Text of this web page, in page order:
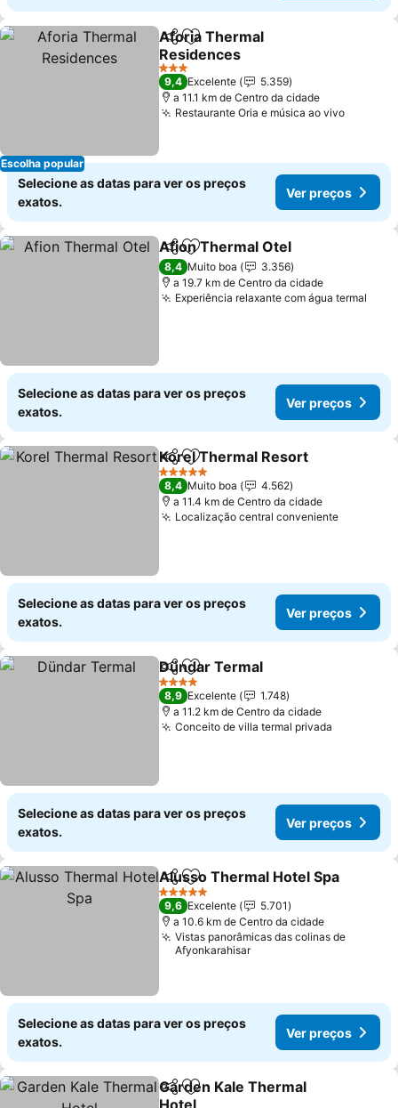
Escolha popular
PartilharAdicionar aos favoritos
Aforia Thermal
Residences
3 Estrelas
9,4 Excelente
5.359
a 11.1 km de Centro da cidade
Restaurante Oria e música ao vivo
Selecione as datas para ver os preços
exatos.
Ver preços
PartilharAdicionar aos favoritos
Afion Thermal Otel
8,4 Muito boa
3.356
a 19.7 km de Centro da cidade
Experiência relaxante com água termal
Selecione as datas para ver os preços
exatos.
Ver preços
PartilharAdicionar aos favoritos
Korel Thermal Resort
5 Estrelas
8,4 Muito boa
4.562
a 11.4 km de Centro da cidade
Localização central conveniente
Selecione as datas para ver os preços
exatos.
Ver preços
PartilharAdicionar aos favoritos
Dündar Termal
4 Estrelas
8,9 Excelente
1.748
a 11.2 km de Centro da cidade
Conceito de villa termal privada
Selecione as datas para ver os preços
exatos.
Ver preços
PartilharAdicionar aos favoritos
Alusso Thermal Hotel Spa
5 Estrelas
9,6 Excelente
5.701
a 10.6 km de Centro da cidade
Vistas panorâmicas das colinas de
Afyonkarahisar
Selecione as datas para ver os preços
exatos.
Ver preços
PartilharAdicionar aos favoritos
Garden Kale Thermal
Hotel